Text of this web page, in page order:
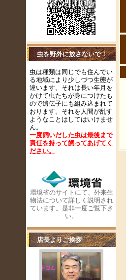
虫を野外に放さないで！
虫は種類は同じでも住んでい
る地域により少しづつ生態が
違います。それは長い年月を
かけて虫たちが身につけたも
ので遺伝子にも組み込まれて
おります。それを人間が乱す
ようなことはしてはいけませ
ん。
一度飼いだした虫は最後まで
責任を持って飼ってあげてく
ださい。
環境省のサイトにて、外来生
物法について詳しく説明され
ています。是非一度ご覧下さ
い。
店長よりご挨拶